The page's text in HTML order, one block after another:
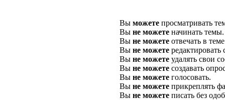
Вы можете просматривать
Вы не можете начинать темы.
Вы не можете отвечать в
Вы не можете
Вы не можете удалять свои
Вы не можете создавать
Вы не можете голосовать.
Вы не можете прикреплять
Вы не можете писать без